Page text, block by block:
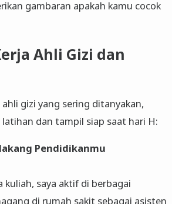
gambaran apakah kamu cocok
Ahli Gizi dan
gizi yang sering ditanyakan,
dan tampil siap saat hari H:
Pendidikanmu
kuliah, saya aktif di berbagai
di rumah sakit sebagai asisten